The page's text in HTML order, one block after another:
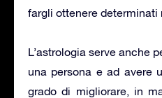
fargli ottenere determinati
L’astrologia serve anche
una persona e ad avere
grado di migliorare, in